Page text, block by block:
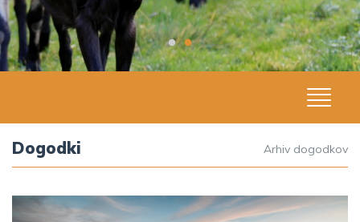
Dogodki Arhiv dogodkov